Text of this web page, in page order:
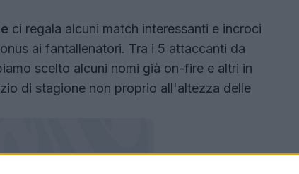
ci regala alcuni match interessanti e incroci
ai fantallenatori. Tra i 5 attaccanti da
scelto alcuni nomi già on-fire e altri in
di stagione non proprio all'altezza delle